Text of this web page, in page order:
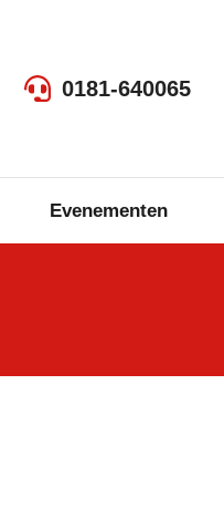
0181-640065
Evenementen